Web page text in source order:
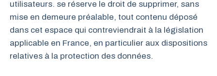
utilisateurs. se réserve le droit de supprimer, sans
mise en demeure préalable, tout contenu déposé
dans cet espace qui contreviendrait à la législation
applicable en France, en particulier aux dispositions
relatives à la protection des données.